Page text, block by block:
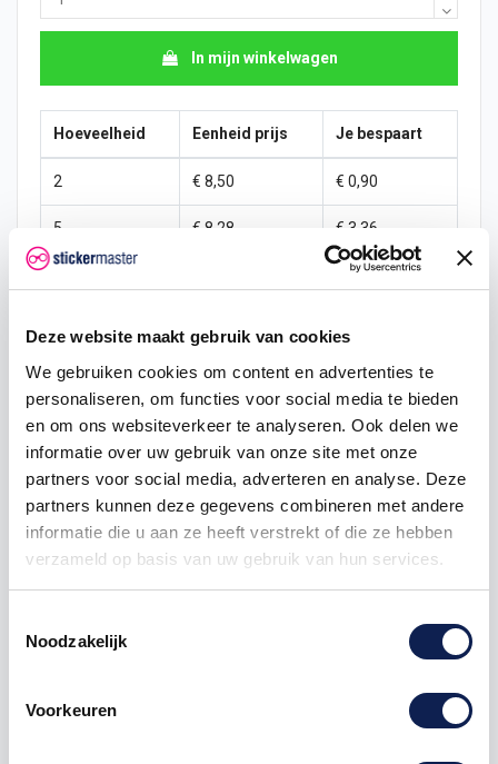
Deze website maakt gebruik van cookies
We gebruiken cookies om content en advertenties te
personaliseren, om functies voor social media te bieden
en om ons websiteverkeer te analyseren. Ook delen we
informatie over uw gebruik van onze site met onze
partners voor social media, adverteren en analyse. Deze
partners kunnen deze gegevens combineren met andere
informatie die u aan ze heeft verstrekt of die ze hebben
verzameld op basis van uw gebruik van hun services.
Noodzakelijk
Voorkeuren
In mijn winkelwagen
Hoeveelheid Eenheid prijs Je bespaart
2 € 8,50 € 0,90
5 € 8,28 € 3,36
€ 8,95
50 € 7,16 € 89,50
€ 6,71 € 223,75
250 € 6,27 € 671,25
500 € 5,37 € 1.790,00
1000 € 4,48 € 4.475,00